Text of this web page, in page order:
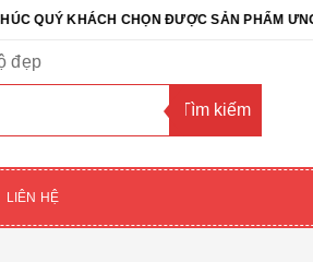
KHÁCH CHỌN ĐƯỢC SẢN PHẨM ƯNG Ý
đẹp
LIÊN HỆ